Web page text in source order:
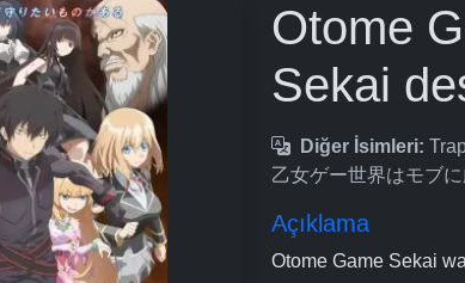
Otome
Sekai
Diğer İsimleri:
乙女ゲー世界はモブ
Açıklama
Otome Game Sekai